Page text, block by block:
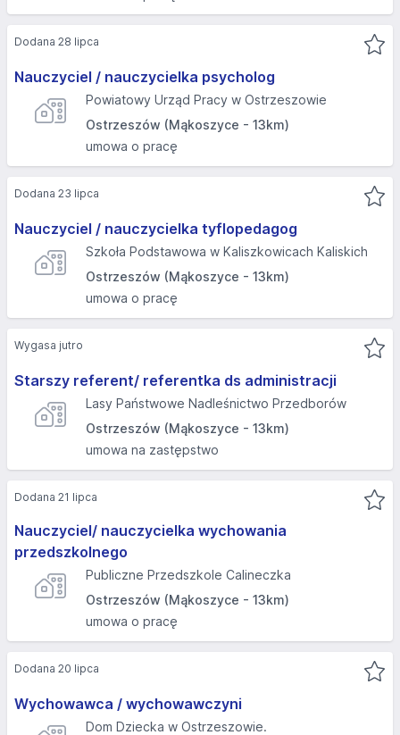
Nauczyciel / nauczycielka psycholog
Powiatowy Urząd Pracy w Ostrzeszowie
Ostrzeszów (Mąkoszyce - 13km)
umowa o pracę
Dodana 28 lipca
Nauczyciel / nauczycielka tyflopedagog
Szkoła Podstawowa w Kaliszkowicach Kaliskich
Ostrzeszów (Mąkoszyce - 13km)
umowa o pracę
Dodana 23 lipca
Starszy referent/ referentka ds administracji
Lasy Państwowe Nadleśnictwo Przedborów
Ostrzeszów (Mąkoszyce - 13km)
umowa na zastępstwo
Wygasa jutro
Nauczyciel/ nauczycielka wychowania
przedszkolnego
Publiczne Przedszkole Calineczka
Ostrzeszów (Mąkoszyce - 13km)
umowa o pracę
Dodana 21 lipca
Wychowawca / wychowawczyni
Dom Dziecka w Ostrzeszowie.
Dodana 20 lipca